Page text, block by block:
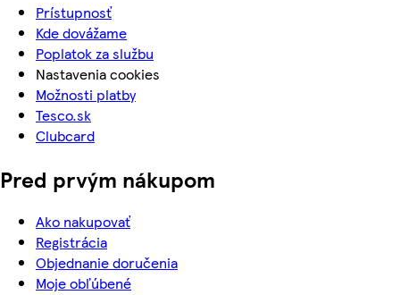
Prístupnosť
Kde dovážame
Poplatok za službu
Nastavenia cookies
Možnosti platby
Tesco.sk
Clubcard
Pred prvým nákupom
Ako nakupovať
Registrácia
Objednanie doručenia
Moje obľúbené